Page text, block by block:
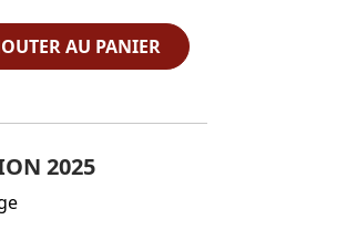
AU PANIER
2025